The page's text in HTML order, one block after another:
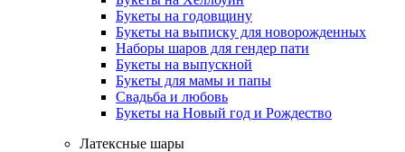
Букеты на годовщину
Букеты на выписку для новорожденных
Наборы шаров для гендер пати
Букеты на выпускной
Букеты для мамы и папы
Свадьба и любовь
Букеты на Новый год и Рождество
Латексные шары